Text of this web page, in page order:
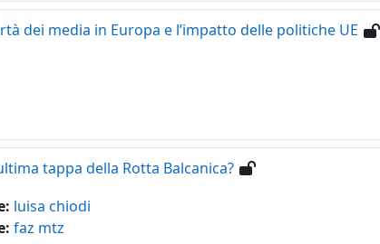
dei media in Europa e l’impatto delle politiche UE
tappa della Rotta Balcanica?
luisa chiodi
faz mtz